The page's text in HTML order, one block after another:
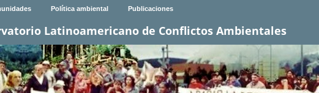
Política ambiental Publicaciones
Latinoamericano de Conflictos Ambientales